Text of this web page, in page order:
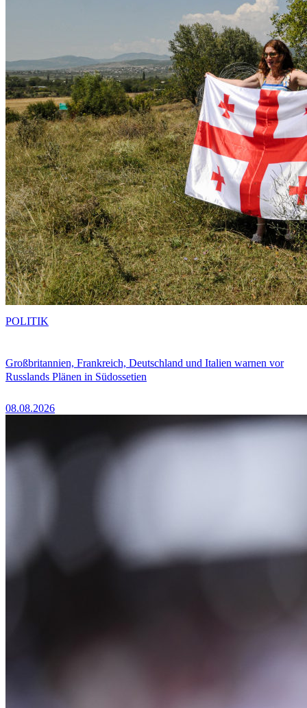
Großbritannien, Frankreich, Deutschland und Italien warnen vor
Russlands Plänen in Südossetien
08.08.2026
POLITIK